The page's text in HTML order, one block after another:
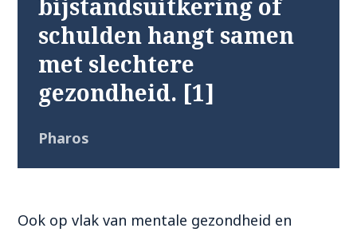
bijstandsuitkering of
schulden hangt samen
met slechtere
gezondheid. [1]
Pharos
Ook op vlak van mentale gezondheid en